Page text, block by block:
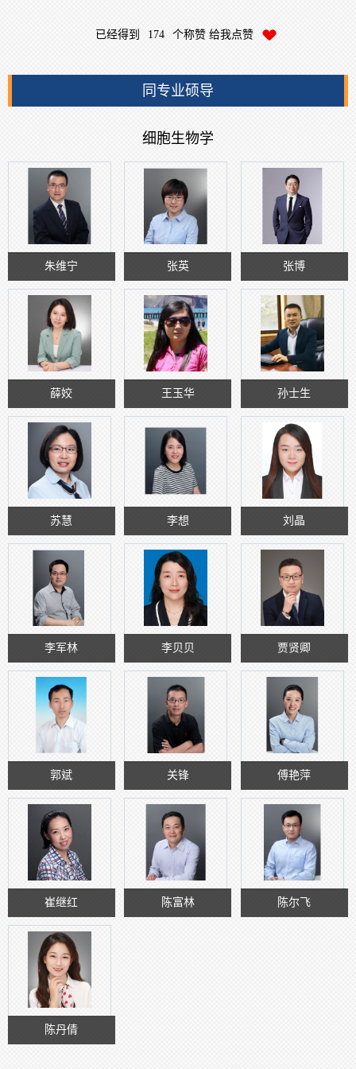
已经得到 174 个称赞 给我点赞
同专业硕导
细胞生物学
朱维宁 张英 张博
薛姣 王玉华 孙士生
苏慧 李想 刘晶
李军林 李贝贝 贾贤卿
郭斌 关锋 傅艳萍
崔继红 陈富林 陈尔飞
陈丹倩